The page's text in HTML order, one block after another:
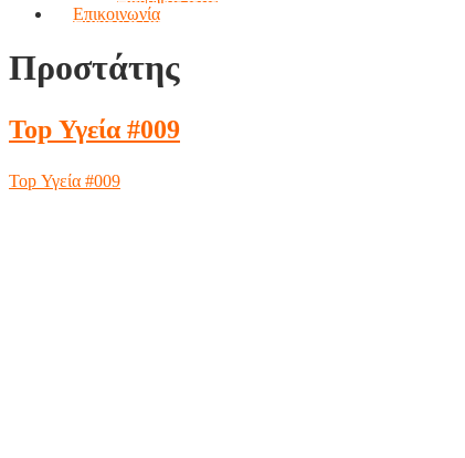
Επικοινωνία
Προστάτης
Top Υγεία #009
Top Υγεία #009